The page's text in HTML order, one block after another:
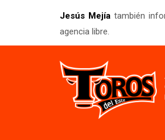
Jesús Mejía también
agencia libre.